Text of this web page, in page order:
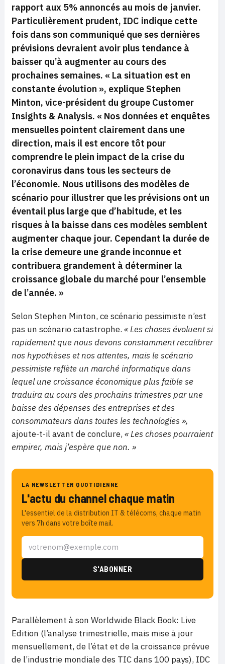
rapport aux 5% annoncés au mois de janvier.
Particulièrement prudent, IDC indique cette
fois dans son communiqué que ses dernières
prévisions devraient avoir plus tendance à
baisser qu’à augmenter au cours des
prochaines semaines. « La situation est en
constante évolution », explique Stephen
Minton, vice-président du groupe Customer
Insights & Analysis. « Nos données et enquêtes
mensuelles pointent clairement dans une
direction, mais il est encore tôt pour
comprendre le plein impact de la crise du
coronavirus dans tous les secteurs de
l’économie. Nous utilisons des modèles de
scénario pour illustrer que les prévisions ont un
éventail plus large que d’habitude, et les
risques à la baisse dans ces modèles semblent
augmenter chaque jour. Cependant la durée de
la crise demeure une grande inconnue et
contribuera grandement à déterminer la
croissance globale du marché pour l’ensemble
de l’année. »
Selon Stephen Minton, ce scénario pessimiste n’est
pas un scénario catastrophe. « Les choses évoluent si
rapidement que nous devons constamment recalibrer
nos hypothèses et nos attentes, mais le scénario
pessimiste reflète un marché informatique dans
lequel une croissance économique plus faible se
traduira au cours des prochains trimestres par une
baisse des dépenses des entreprises et des
consommateurs dans toutes les technologies »,
ajoute-t-il avant de conclure, « Les choses pourraient
empirer, mais j’espère que non. »
LA NEWSLETTER QUOTIDIENNE
L'actu du channel chaque matin
L'essentiel de la distribution IT & télécoms, chaque matin
vers 7h dans votre boîte mail.
Parallèlement à son Worldwide Black Book: Live
Edition (l’analyse trimestrielle, mais mise à jour
mensuellement, de l’état et de la croissance prévue
de l’industrie mondiale des TIC dans 100 pays), IDC